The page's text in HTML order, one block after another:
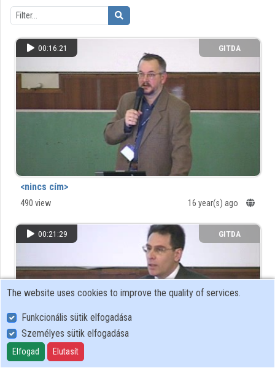
Log In
Organization discovery
Organization playlists
Contributors
00:16:21 GITDA
<nincs cím>
490 view 16 year(s) ago
00:21:29 GITDA
The website uses cookies to improve the quality of services.
Funkcionális sütik elfogadása
Személyes sütik elfogadása
Elfogad Elutasít